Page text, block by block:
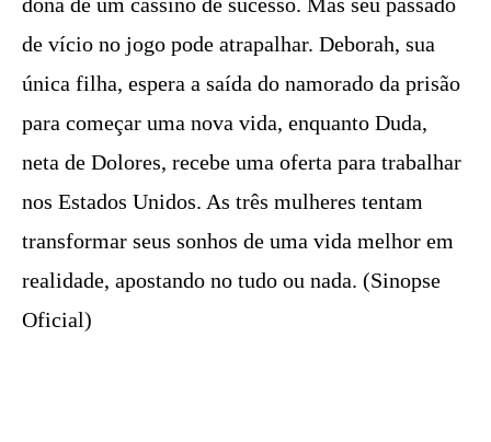
de vício no jogo pode atrapalhar. Deborah, sua
única filha, espera a saída do namorado da prisão
para começar uma nova vida, enquanto Duda,
neta de Dolores, recebe uma oferta para trabalhar
nos Estados Unidos. As três mulheres tentam
transformar seus sonhos de uma vida melhor em
realidade, apostando no tudo ou nada. (Sinopse
Oficial)